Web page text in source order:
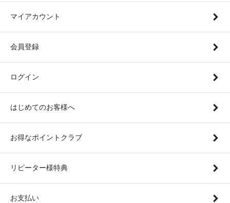
マイアカウント
会員登録
ログイン
はじめてのお客様へ
お得なポイントクラブ
リピーター様特典
お支払い